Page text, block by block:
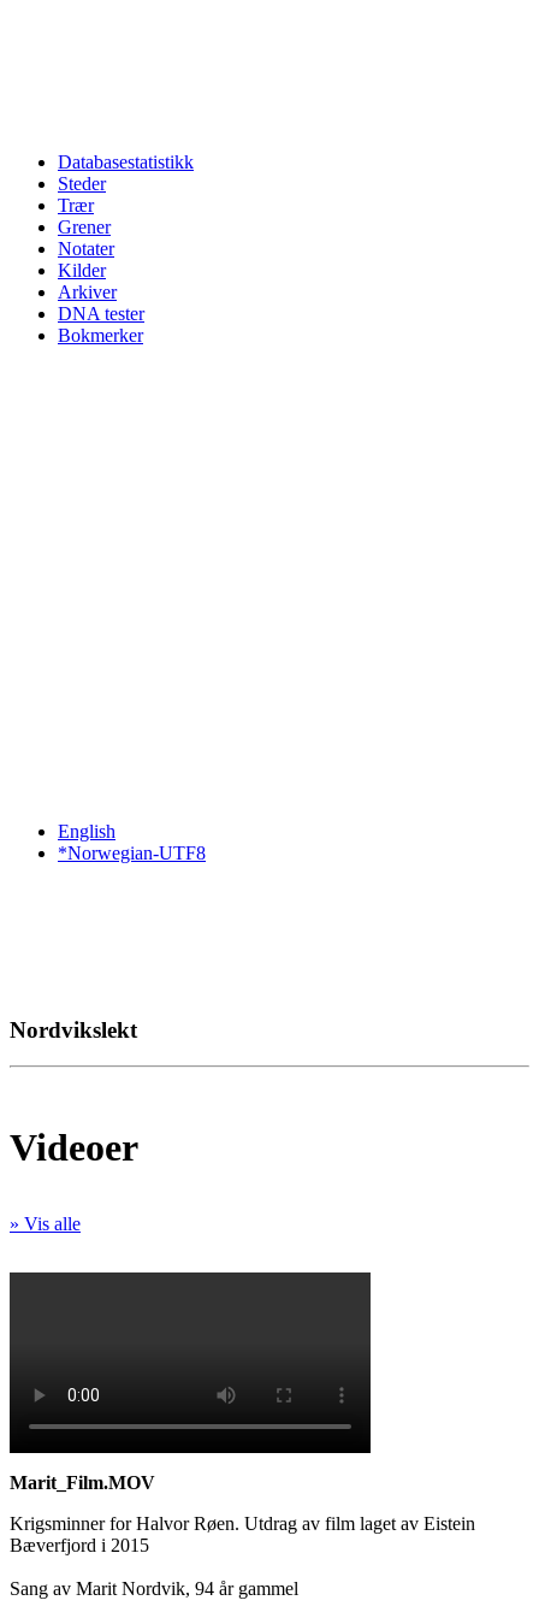
Databasestatistikk
Steder
Trær
Grener
Notater
Kilder
Arkiver
DNA tester
Bokmerker
English
*Norwegian-UTF8
Nordvikslekt
Videoer
» Vis alle
Marit_Film.MOV
Krigsminner for Halvor Røen. Utdrag av film laget av Eistein
Bæverfjord i 2015
Sang av Marit Nordvik, 94 år gammel